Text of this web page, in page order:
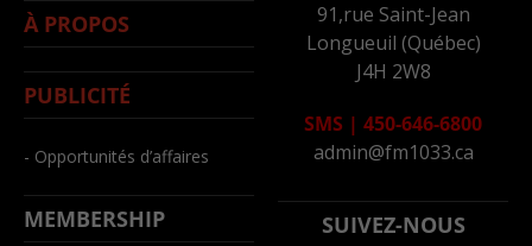
À PROPOS
PUBLICITÉ
- Opportunités d’affaires
MEMBERSHIP
91,rue Saint-Jean
Longueuil (Québec)
J4H 2W8
SMS | 450-646-6800
admin@fm1033.ca
SUIVEZ-NOUS